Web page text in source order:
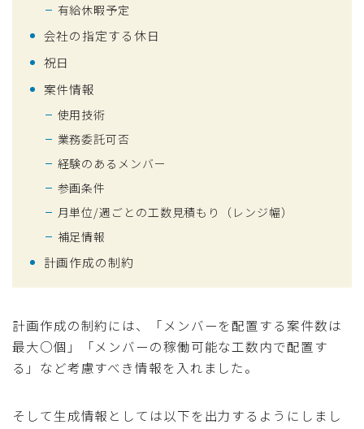
有給休暇予定
会社の指定する休日
祝日
案件情報
使用技術
業務委託可否
経験のあるメンバー
参画条件
月単位/週ごとの工数見積もり（レンジ幅）
補足情報
計画作成の制約
計画作成の制約には、「メンバーを配置する案件数は
最大○個」「メンバーの稼働可能な工数内で配置す
る」など考慮すべき情報を入れました。
そして生成情報としては以下を出力するようにしまし